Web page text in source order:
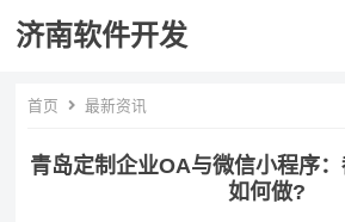
济南软件开发
首页 最新资讯
青岛定制企业OA与微信小程序
如何做?